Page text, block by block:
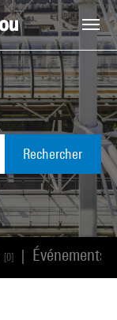
Rechercher
[0] Événements